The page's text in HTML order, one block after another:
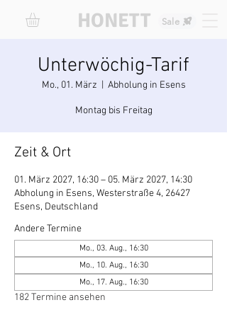
Sale
HONETT
Unterwöchig-Tarif
Mo., 01. März Abholung in Esens
Montag bis Freitag
Zeit & Ort
01. März 2027, 16:30 – 05. März 2027, 14:30
Abholung in Esens, Westerstraße 4, 26427
Esens, Deutschland
Andere Termine
Mo., 03. Aug., 16:30
Mo., 10. Aug., 16:30
Mo., 17. Aug., 16:30
182 Termine ansehen